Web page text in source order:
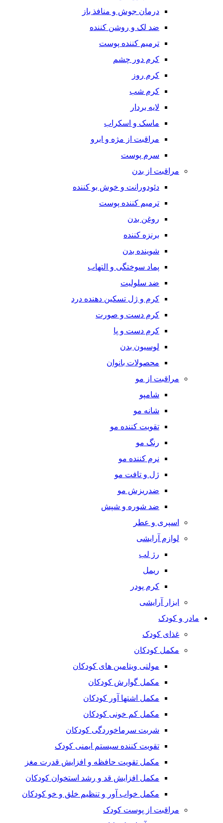
درمان جوش و منافذ باز
ضد لک و روشن کننده
ترمیم کننده پوست
کرم دور چشم
کرم روز
کرم شب
لایه بردار
ماسک و اسکراب
مراقبت از مژه و ابرو
سرم پوست
مراقبت از بدن
دئودورانت و خوش بو کننده
ترمیم کننده پوست
روغن بدن
برنزه کننده
شوینده بدن
پماد سوختگی و التهاب
ضد سلولیت
کرم و ژل تسکین دهنده درد
کرم دست و صورت
کرم دست و پا
لوسیون بدن
محصولات بانوان
مراقبت از مو
شامپو
شانه مو
تقویت کننده مو
رنگ مو
نرم کننده مو
ژل و تافت مو
ضدریزش مو
ضد شوره و شپش
اسپری و عطر
لوازم آرایشی
رژ لب
ریمل
کرم پودر
ابزار آرایشی
مادر و کودک
غذای کودک
مکمل کودکان
مولتی ویتامین های کودکان
مکمل گوارش کودکان
مکمل اشتها آور کودکان
مکمل کم خونی کودکان
شربت سرماخوردگی کودکان
تقویت کننده سیستم ایمنی کودک
مکمل تقویت حافظه و افزایش قدرت مغز
مکمل افزایش قد و رشد استخوان کودکان
مکمل خواب آور و تنظیم خلق و خو کودکان
مراقبت از پوست کودک